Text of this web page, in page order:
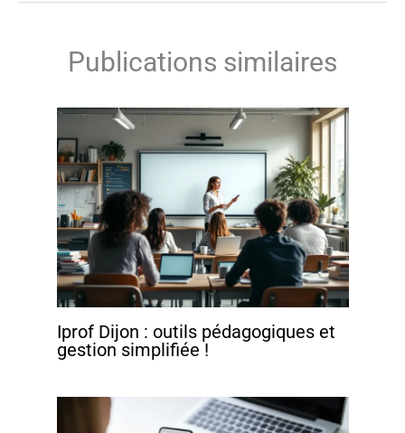
Publications similaires
Iprof Dijon : outils pédagogiques et
gestion simplifiée !